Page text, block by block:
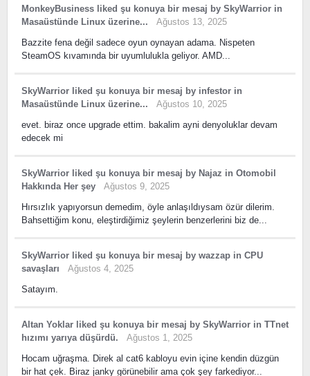
MonkeyBusiness liked şu konuya bir mesaj by SkyWarrior in
Masaüstünde Linux üzerine...
Ağustos 13, 2025
Bazzite fena değil sadece oyun oynayan adama. Nispeten
SteamOS kıvamında bir uyumlulukla geliyor. AMD...
SkyWarrior liked şu konuya bir mesaj by infestor in
Masaüstünde Linux üzerine...
Ağustos 10, 2025
evet. biraz once upgrade ettim. bakalim ayni denyoluklar devam
edecek mi
SkyWarrior liked şu konuya bir mesaj by Najaz in Otomobil
Hakkında Her şey
Ağustos 9, 2025
Hırsızlık yapıyorsun demedim, öyle anlaşıldıysam özür dilerim.
Bahsettiğim konu, eleştirdiğimiz şeylerin benzerlerini biz de...
SkyWarrior liked şu konuya bir mesaj by wazzap in CPU
savaşları
Ağustos 4, 2025
Satayım.
Altan Yoklar liked şu konuya bir mesaj by SkyWarrior in TTnet
hızımı yarıya düşürdü.
Ağustos 1, 2025
Hocam uğraşma. Direk al cat6 kabloyu evin içine kendin düzgün
bir hat çek. Biraz janky görünebilir ama çok şey farkediyor...